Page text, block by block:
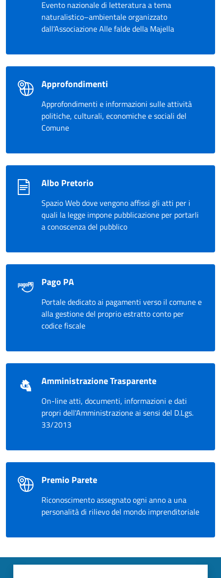
Evento nazionale di letteratura a tema
naturalistico–ambientale organizzato
dall'Associazione Alle falde della Majella
Approfondimenti
Approfondimenti e informazioni sulle attività
politiche, culturali, economiche e sociali del
Comune
Albo Pretorio
Spazio Web dove vengono affissi gli atti per i
quali la legge impone pubblicazione per portarli
a conoscenza del pubblico
Pago PA
Portale dedicato ai pagamenti verso il comune e
alla gestione del proprio estratto conto per
codice fiscale
Amministrazione Trasparente
On-line atti, documenti, informazioni e dati
propri dell'Amministrazione ai sensi del D.Lgs.
33/2013
Premio Parete
Riconoscimento assegnato ogni anno a una
personalità di rilievo del mondo imprenditoriale